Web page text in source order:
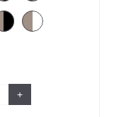
+